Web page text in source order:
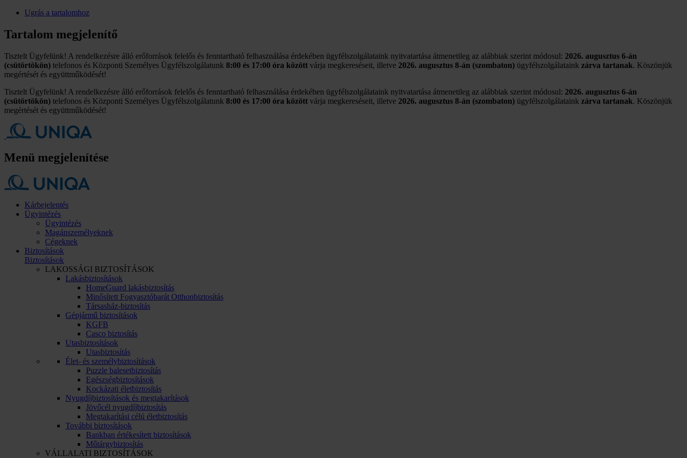
Ugrás a tartalomhoz
Tartalom megjelenítő
Tisztelt Ügyfelünk! A rendelkezésre álló erőforrások felelős és fenntartható felhasználása érdekében ügyfélszolgálataink nyitvatartása átmenetileg az alábbiak szerint módosul: 2026. augusztus 6-án
(csütörtökön) telefonos és Központi Személyes Ügyfélszolgálatunk 8:00 és 17:00 óra között várja megkereséseit, illetve 2026. augusztus 8-án (szombaton) ügyfélszolgálataink zárva tartanak. Köszönjük
megértését és együttműködését!
Tisztelt Ügyfelünk! A rendelkezésre álló erőforrások felelős és fenntartható felhasználása érdekében ügyfélszolgálataink nyitvatartása átmenetileg az alábbiak szerint módosul: 2026. augusztus 6-án
(csütörtökön) telefonos és Központi Személyes Ügyfélszolgálatunk 8:00 és 17:00 óra között várja megkereséseit, illetve 2026. augusztus 8-án (szombaton) ügyfélszolgálataink zárva tartanak. Köszönjük
megértését és együttműködését!
Menü megjelenítése
Kárbejelentés
Ügyintézés
Ügyintézés
Magánszemélyeknek
Cégeknek
Biztosítások
Biztosítások
LAKOSSÁGI BIZTOSÍTÁSOK
Lakásbiztosítások
HomeGuard lakásbiztosítás
Minősített Fogyasztóbarát Otthonbiztosítás
Társasház-biztosítás
Gépjármű biztosítások
KGFB
Casco biztosítás
Utasbiztosítások
Utasbiztosítás
Élet- és személybiztosítások
Puzzle balesetbiztosítás
Egészségbiztosítások
Kockázati életbiztosítás
Nyugdíjbiztosítások és megtakarítások
Jövőcél nyugdíjbiztosítás
Megtakarítási célú életbiztosítás
További biztosítások
Bankban értékesített biztosítások
Műtárgybiztosítás
VÁLLALATI BIZTOSÍTÁSOK